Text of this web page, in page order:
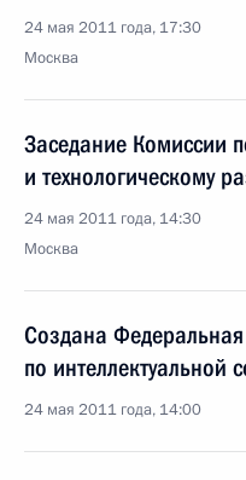
24 мая 2011 года, 17:30
Москва
Заседание Комиссии
и технологическому
24 мая 2011 года, 14:30
Москва
Создана Федеральная
по интеллектуальной
24 мая 2011 года, 14:00